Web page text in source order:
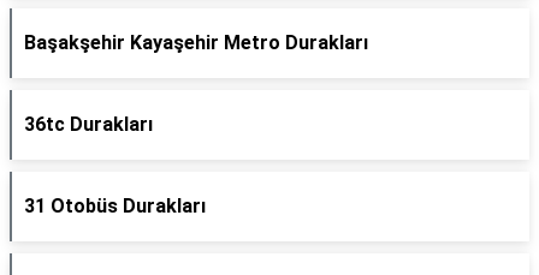
Başakşehir Kayaşehir Metro Durakları
36tc Durakları
31 Otobüs Durakları